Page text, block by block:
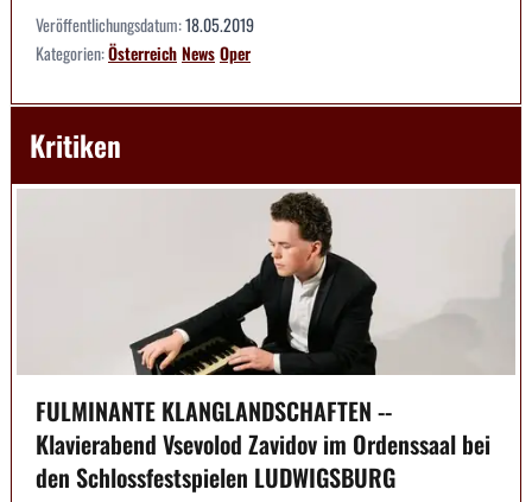
Veröffentlichungsdatum:18.05.2019
Kategorien:ÖsterreichNewsOper
Kritiken
FULMINANTE KLANGLANDSCHAFTEN --
Klavierabend Vsevolod Zavidov im Ordenssaal bei
den Schlossfestspielen LUDWIGSBURG